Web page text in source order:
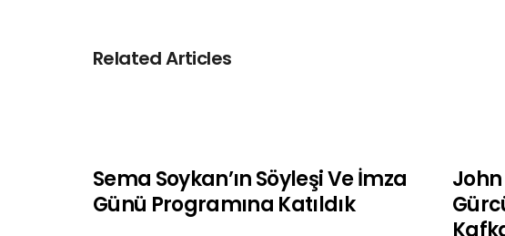
Related Articles
Sema Soykan’ın Söyleşi Ve İmza
Günü Programına Katıldık